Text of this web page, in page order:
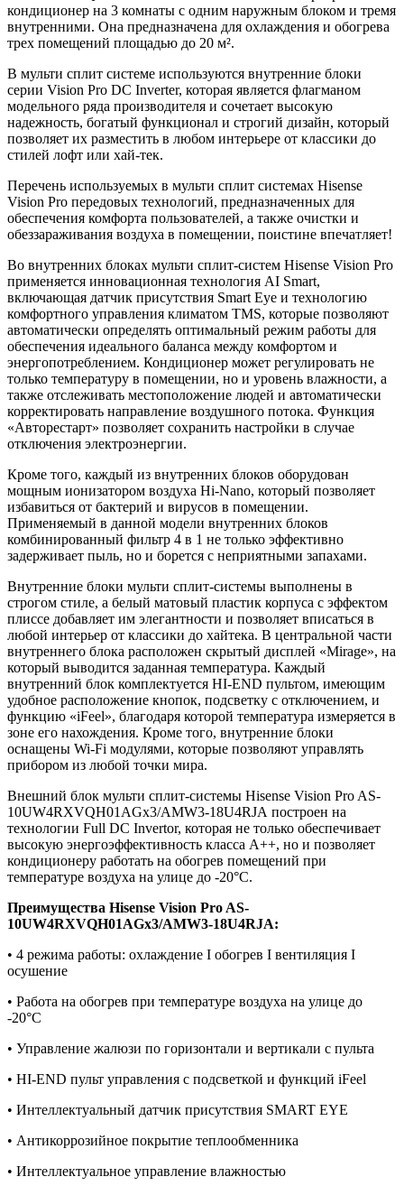
кондиционер на 3 комнаты с одним наружным блоком и тремя
внутренними. Она предназначена для охлаждения и обогрева
трех помещений площадью до 20 м².
В мульти сплит системе используются внутренние блоки
серии Vision Pro DC Inverter, которая является флагманом
модельного ряда производителя и сочетает высокую
надежность, богатый функционал и строгий дизайн, который
позволяет их разместить в любом интерьере от классики до
стилей лофт или хай-тек.
Перечень используемых в мульти сплит системах Hisense
Vision Pro передовых технологий, предназначенных для
обеспечения комфорта пользователей, а также очистки и
обеззараживания воздуха в помещении, поистине впечатляет!
Во внутренних блоках мульти сплит-систем Hisense Vision Pro
применяется инновационная технология AI Smart,
включающая датчик присутствия Smart Eye и технологию
комфортного управления климатом TMS, которые позволяют
автоматически определять оптимальный режим работы для
обеспечения идеального баланса между комфортом и
энергопотреблением. Кондиционер может регулировать не
только температуру в помещении, но и уровень влажности, а
также отслеживать местоположение людей и автоматически
корректировать направление воздушного потока. Функция
«Авторестарт» позволяет сохранить настройки в случае
отключения электроэнергии.
Кроме того, каждый из внутренних блоков оборудован
мощным ионизатором воздуха Hi-Nano, который позволяет
избавиться от бактерий и вирусов в помещении.
Применяемый в данной модели внутренних блоков
комбинированный фильтр 4 в 1 не только эффективно
задерживает пыль, но и борется с неприятными запахами.
Внутренние блоки мульти сплит-системы выполнены в
строгом стиле, а белый матовый пластик корпуса с эффектом
плиссе добавляет им элегантности и позволяет вписаться в
любой интерьер от классики до хайтека. В центральной части
внутреннего блока расположен скрытый дисплей «Mirage», на
который выводится заданная температура. Каждый
внутренний блок комплектуется HI-END пультом, имеющим
удобное расположение кнопок, подсветку с отключением, и
функцию «iFeel», благодаря которой температура измеряется в
зоне его нахождения. Кроме того, внутренние блоки
оснащены Wi-Fi модулями, которые позволяют управлять
прибором из любой точки мира.
Внешний блок мульти сплит-системы Hisense Vision Pro AS-
10UW4RXVQH01AGх3/AMW3-18U4RJA построен на
технологии Full DC Invertor, которая не только обеспечивает
высокую энергоэффективность класса А++, но и позволяет
кондиционеру работать на обогрев помещений при
температуре воздуха на улице до -20°С.
Преимущества Hisense Vision Pro AS-
10UW4RXVQH01AGх3/AMW3-18U4RJA:
• 4 режима работы: охлаждение I обогрев I вентиляция I
осушение
• Работа на обогрев при температуре воздуха на улице до
-20°С
• Управление жалюзи по горизонтали и вертикали с пульта
• HI-END пульт управления с подсветкой и функций iFeel
• Интеллектуальный датчик присутствия SMART EYE
• Антикоррозийное покрытие теплообменника
• Интеллектуальное управление влажностью